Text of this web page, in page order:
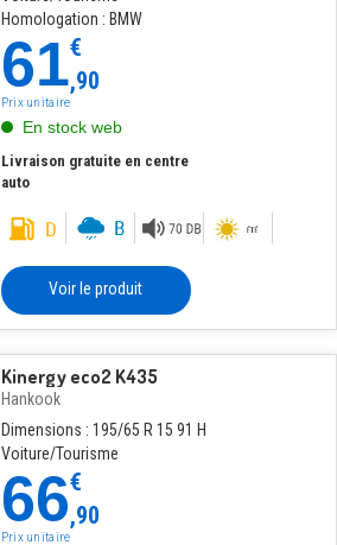
Homologation : BMW
61€
,90
Prix unitaire
En stock web
Livraison gratuite en centre
auto
Voir le produit
Kinergy eco2 K435
Hankook
Dimensions : 195/65 R 15 91 H
Voiture/Tourisme
66€
,90
Prix unitaire